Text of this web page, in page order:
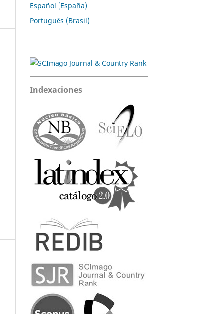
Español (España)
Português (Brasil)
Indexaciones